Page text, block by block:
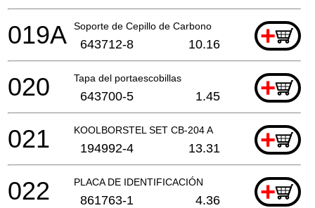
Soporte de Cepillo de Carbono +
019A 643712-8 10.16
Tapa del portaescobillas +
020 643700-5 1.45
KOOLBORSTEL SET CB-204 A +
021 194992-4 13.31
PLACA DE IDENTIFICACIÓN +
022 861763-1 4.36